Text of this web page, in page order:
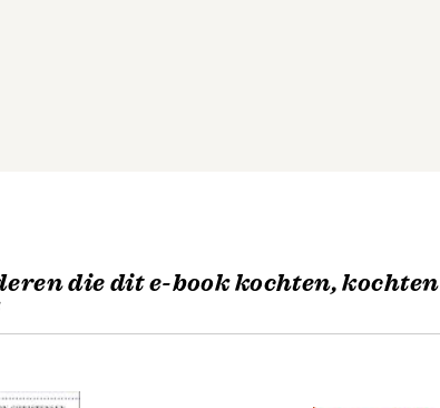
die dit e-book kochten, kochten